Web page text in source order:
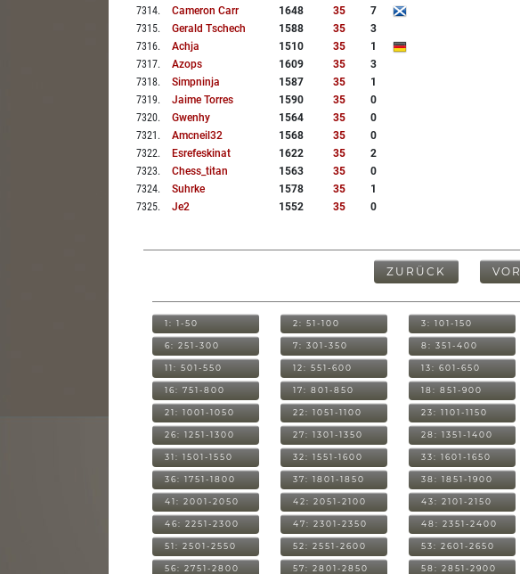
7314. Cameron Carr 1648 35
7
7315. Gerald Tschech 1588 35
3
7316. Achja 1510 35
1
7317. Azops 1609 35
3
7318. Simpninja 1587 35
1
7319. Jaime Torres 1590 35
0
7320. Gwenhy 1564 35
0
7321 . Amcneil32 1568 35
0
7322. Esrefeskinat 1622 35
2
7323. Chess_titan 1563 35
0
7324. Suhrke 1578 35
1
7325. Je2 1552 35 0
ZURÜCK VOR
1: 1-50 2: 51-100 3: 101-150
6: 251-300 7: 301-350 8: 351-400
11: 501-550 12: 551-600 13: 601-650
16: 751-800 17: 801-850 18: 851-900
21: 1001-1050 22: 1051-1100 23: 1101-1150
26: 1251-1300 27: 1301-1350 28: 1351-1400
31: 1501-1550 32: 1551-1600 33: 1601-1650
36: 1751-1800 37: 1801-1850 38: 1851-1900
41: 2001-2050 42: 2051-2100 43: 2101-2150
46: 2251-2300 47: 2301-2350 48: 2351-2400
51: 2501-2550 52: 2551-2600 53: 2601-2650
56: 2751-2800 57: 2801-2850 58: 2851-2900